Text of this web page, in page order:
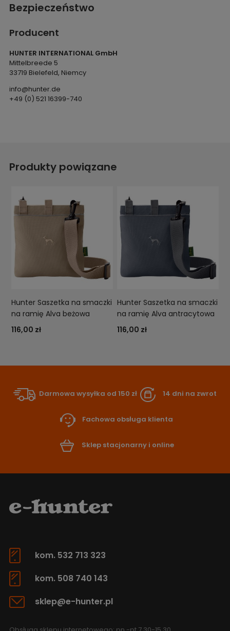
Bezpieczeństwo
Producent
HUNTER INTERNATIONAL GmbH
Mittelbreede 5
33719 Bielefeld, Niemcy
info@hunter.de
+49 (0) 521 16399-740
Produkty powiązane
Hunter Saszetka na smaczki
na ramię Alva beżowa
116,00 zł
Hunter Saszetka na smaczki
na ramię Alva antracytowa
116,00 zł
Darmowa wysyłka od 150 zł 14 dni na zwrot
Fachowa obsługa klienta
Sklep stacjonarny i online
kom. 532 713 323
kom. 508 740 143
sklep@e-hunter.pl